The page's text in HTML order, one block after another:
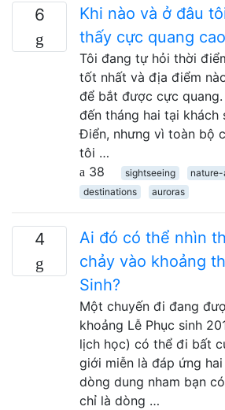
6
Khi nào và ở đâu
thấy cực quang
Tôi đang tự hỏi thời
tốt nhất và địa điểm
để bắt được cực
đến tháng hai tại khách
Điển, nhưng vì toàn bộ
tôi …
38
sightseeing
destinations
auroras
4
Ai đó có thể nhìn
chảy vào khoảng
Sinh?
Một chuyến đi đang
khoảng Lễ Phục sinh
lịch học) có thể đi bất
giới miễn là đáp ứng
dòng dung nham bạn
chỉ là dòng …